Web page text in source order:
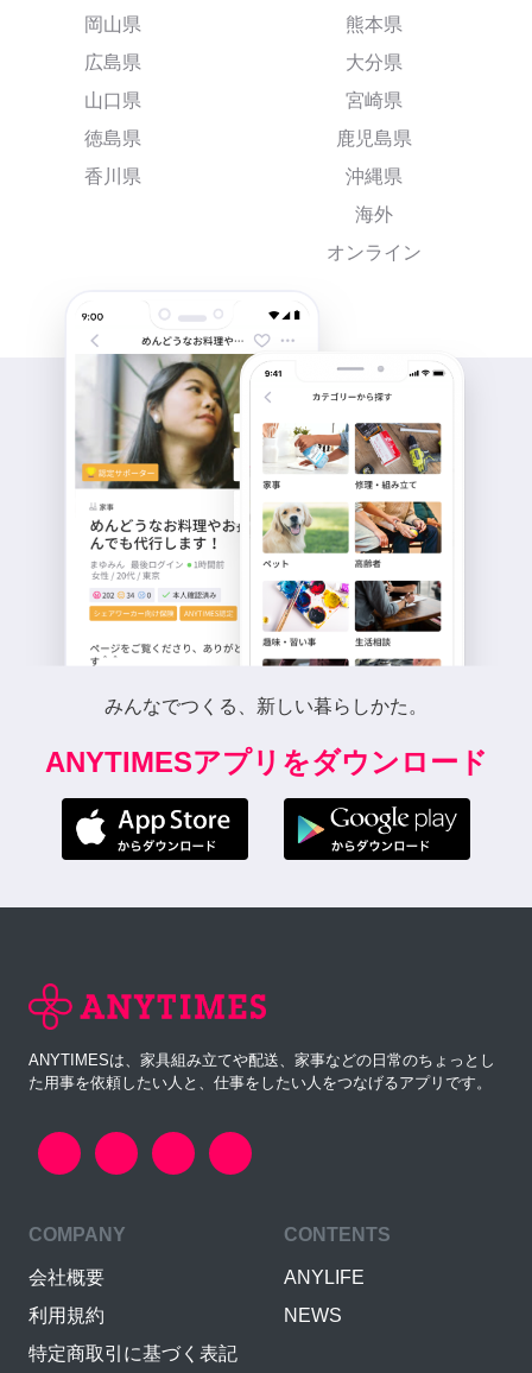
岡山県
広島県
山口県
徳島県
香川県
熊本県
大分県
宮崎県
鹿児島県
沖縄県
海外
オンライン
みんなでつくる、新しい暮らしかた。
ANYTIMESアプリをダウンロード
ANYTIMESは、家具組み立てや配送、家事などの日常のちょっとし
た用事を依頼したい人と、仕事をしたい人をつなげるアプリです。
COMPANY
会社概要
利用規約
特定商取引に基づく表記
CONTENTS
ANYLIFE
NEWS